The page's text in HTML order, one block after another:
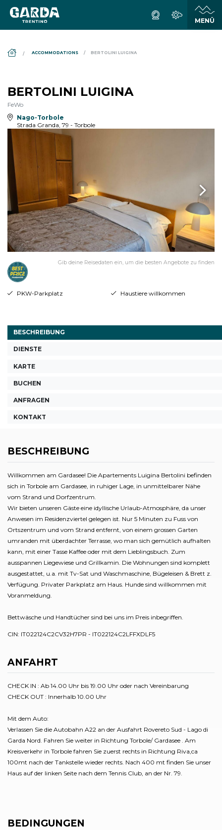
ACCOMMODATIONS BERTOLINI LUIGINA
BERTOLINI LUIGINA
FeWo
Nago-Torbole
Strada Granda, 79 - Torbole
Gib deine Reisedaten ein, um die besten Angebote zu finden
PKW-Parkplatz Haustiere willkommen
BESCHREIBUNG
DIENSTE
KARTE
BUCHEN
ANFRAGEN
KONTAKT
BESCHREIBUNG
Willkommen am Gardasee! Die Apartements Luigina Bertolini befinden
sich in Torbole am Gardasee, in ruhiger Lage, in unmittelbarer Nähe
vom Strand und Dorfzentrum.
Wir bieten unseren Gäste eine idyllische Urlaub-Atmosphäre, da unser
Anwesen im Residenzviertel gelegen ist. Nur 5 Minuten zu Fuss von
Ortszentrum und vom Strand entfernt, von einem grossen Garten
umranden mit überdachter Terrasse, wo man sich gemütlich aufhalten
kann, mit einer Tasse Kaffee oder mit dem Lieblingsbuch. Zum
ausspannen Liegewiese und Grillkamin. Die Wohnungen sind komplett
ausgestattet, u.a. mit Tv-Sat und Waschmaschine, Bügeleisen & Brett z.
Verfügung. Privater Parkplatz am Haus. Hunde sind willkommen mit
Voranmeldung.
Bettwäsche und Handtücher sind bei uns im Preis inbegriffen.
CIN: IT022124C2CV32H7PR - IT022124C2LFFXDLF5
ANFAHRT
CHECK IN : Ab 14.00 Uhr bis 19.00 Uhr oder nach Vereinbarung
CHECK OUT : Innerhalb 10.00 Uhr
Mit dem Auto:
Verlassen Sie die Autobahn A22 an der Ausfahrt Rovereto Sud - Lago di
Garda Nord. Fahren Sie weiter in Richtung Torbole/ Gardasee . Am
Kreisverkehr in Torbole fahren Sie zuerst rechts in Richtung Riva,ca
100mt nach der Tankstelle wieder rechts. Nach 400 mt finden Sie unser
Haus auf der linken Seite nach dem Tennis Club, an der Nr. 79.
BEDINGUNGEN